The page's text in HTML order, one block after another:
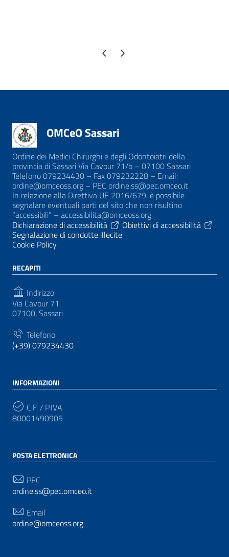
Pagina precedente
Pagina successiva
OMCeO Sassari
Ordine dei Medici Chirurghi e degli Odontoiatri della
provincia di Sassari Via Cavour 71/b – 07100 Sassari
Telefono 079234430 – Fax 079232228 – Email:
ordine@omceoss.org – PEC ordine.ss@pec.omceo.it
In relazione alla Direttiva UE 2016/679, è possibile
segnalare eventuali parti del sito che non risultino
“accessibili” – accessibilita@omceoss.org
Dichiarazione di accessibilità
Obiettivi di accessibilità
Segnalazione di condotte illecite
Cookie Policy
RECAPITI
Indirizzo
Via Cavour 71
07100, Sassari
Telefono
(+39) 079234430
INFORMAZIONI
C.F. / P.IVA
80001490905
POSTA ELETTRONICA
PEC
ordine.ss@pec.omceo.it
Email
ordine@omceoss.org